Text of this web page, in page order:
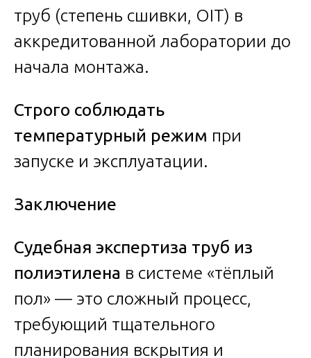
труб (степень сшивки, OIT) в
аккредитованной лаборатории до
начала монтажа.
Строго соблюдать
температурный режим при
запуске и эксплуатации.
Заключение
Судебная экспертиза труб из
полиэтилена в системе «тёплый
пол» — это сложный процесс,
требующий тщательного
планирования вскрытия и